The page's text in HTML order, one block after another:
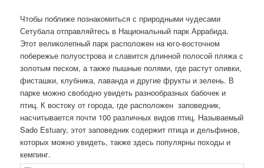
Чтобы поближе познакомиться с природными чудесами
Сетубала отправляйтесь в Национальный парк Аррабида.
Этот великолепный парк расположен на юго-восточном
побережье полуострова и славится длинной полосой пляжа с
золотым песком, а также пышные полями, где растут оливки,
фисташки, клубника, лаванда и другие фрукты и зелень. В
парке можно свободно увидеть разнообразных бабочек и
птиц. К востоку от города, где расположен заповедник,
насчитывается почти 100 различных видов птиц. Называемый
Sado Estuary, этот заповедник содержит птица и дельфинов,
которых можно увидеть, также здесь популярны походы и
кемпинг.